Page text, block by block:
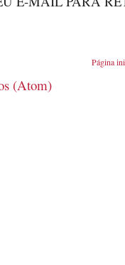
Página
(Atom)